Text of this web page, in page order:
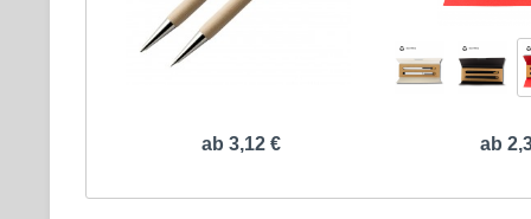
ab 3,12 € ab